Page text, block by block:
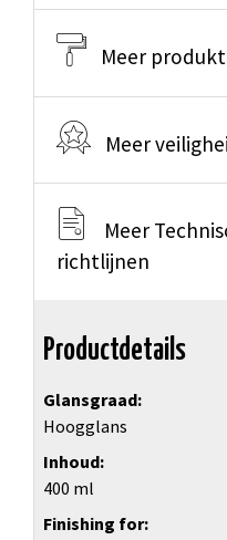
Meer
Meer
Meer
richtlijnen
Productdetails
Glansgraad
Hoogglans
Inhoud
400 ml
Finishing for